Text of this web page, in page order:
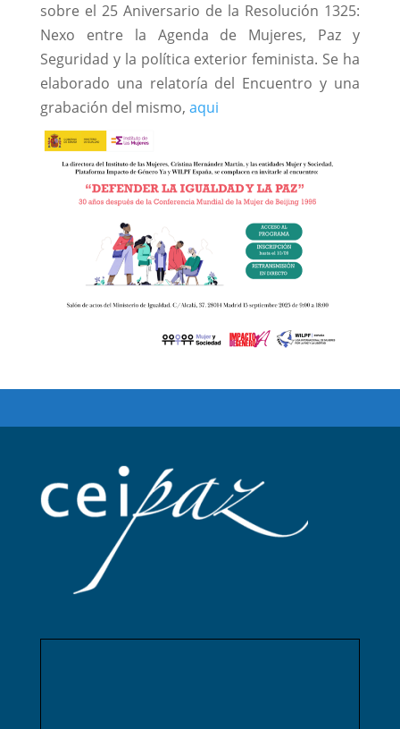
sobre el 25 Aniversario de la Resolución 1325:
Nexo entre la Agenda de Mujeres, Paz y
Seguridad y la política exterior feminista. Se ha
elaborado una relatoría del Encuentro y una
grabación del mismo, aqui